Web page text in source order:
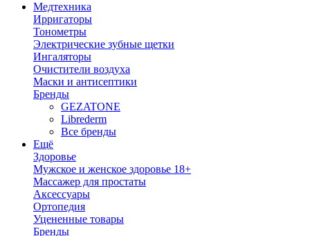
Медтехника
Ирригаторы
Тонометры
Электрические зубные щетки
Ингаляторы
Очистители воздуха
Маски и антисептики
Бренды
GEZATONE
Librederm
Все бренды
Ещё
Здоровье
Мужское и женское здоровье 18+
Массажер для простаты
Аксессуары
Ортопедия
Уцененные товары
Бренды